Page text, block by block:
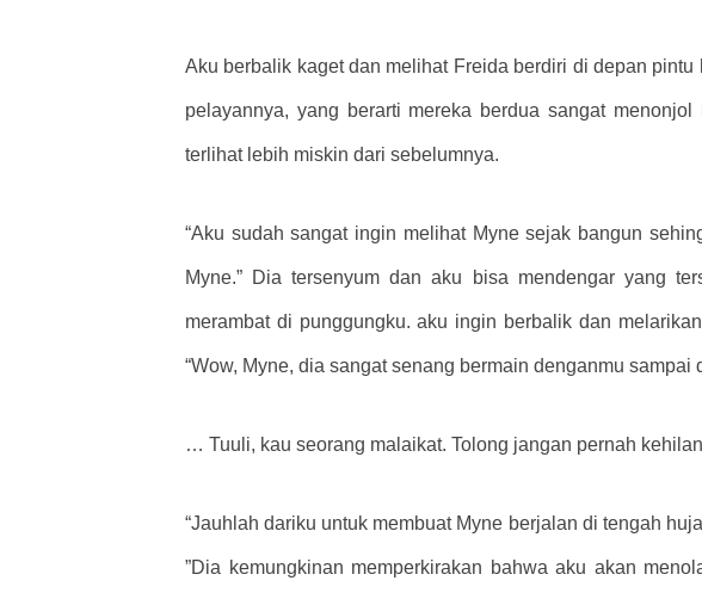
Aku berbalik kaget dan melihat Freida berdiri di depan
pelayannya, yang berarti mereka berdua sangat
terlihat lebih miskin dari sebelumnya.
“Aku sudah sangat ingin melihat Myne sejak bangun
Myne.” Dia tersenyum dan aku bisa mendengar yang
merambat di punggungku. aku ingin berbalik dan
“Wow, Myne, dia sangat senang bermain denganmu
… Tuuli, kau seorang malaikat. Tolong jangan pernah
“Jauhlah dariku untuk membuat Myne berjalan di tengah
”Dia kemungkinan memperkirakan bahwa aku akan